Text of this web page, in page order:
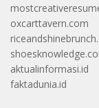
oxcarttavern.com
aktualinformasi.id
faktadunia.id